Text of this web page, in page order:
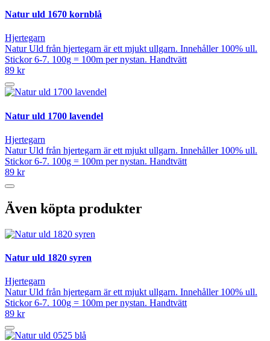
Natur uld 1670 kornblå
Hjertegarn
Natur Uld från hjertegarn är ett mjukt ullgarn. Innehåller 100% ull.
Stickor 6-7. 100g = 100m per nystan. Handtvätt
89 kr
Natur uld 1700 lavendel
Hjertegarn
Natur Uld från hjertegarn är ett mjukt ullgarn. Innehåller 100% ull.
Stickor 6-7. 100g = 100m per nystan. Handtvätt
89 kr
Även köpta produkter
Natur uld 1820 syren
Hjertegarn
Natur Uld från hjertegarn är ett mjukt ullgarn. Innehåller 100% ull.
Stickor 6-7. 100g = 100m per nystan. Handtvätt
89 kr